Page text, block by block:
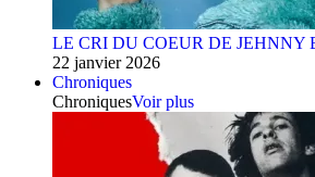
LE CRI DU COEUR DE JEHNNY
22 janvier 2026
Chroniques
ChroniquesVoir plus